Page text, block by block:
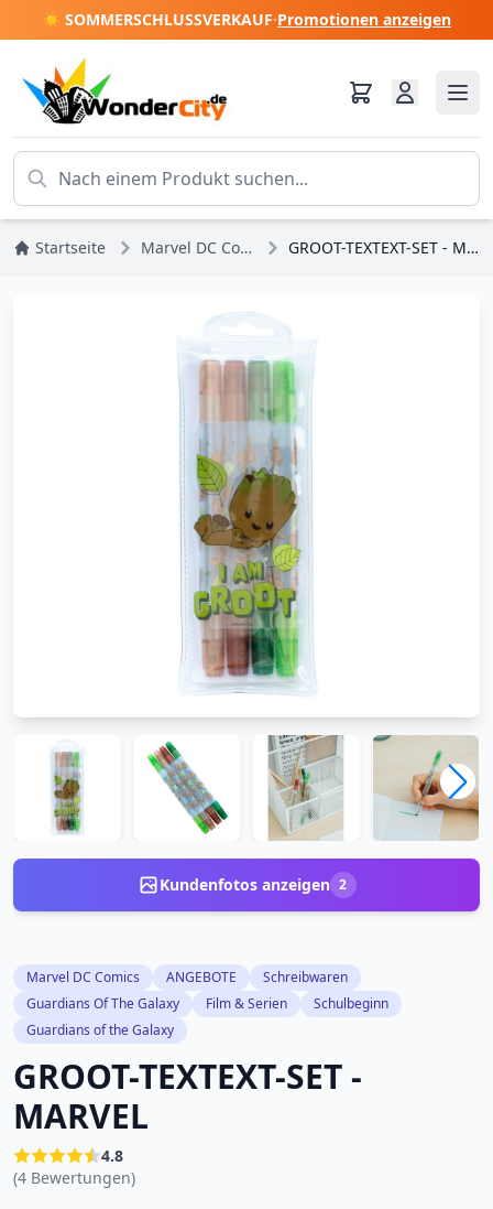
☀️ SOMMERSCHLUSSVERKAUF·Promotionen anzeigen
Startseite Marvel DC Comics GROOT-TEXTEXT-SET - MARVEL
Kundenfotos anzeigen 2
Marvel DC Comics ANGEBOTE
Schreibwaren
Guardians Of The Galaxy
Film & Serien
Schulbeginn
Guardians of the Galaxy
GROOT-TEXTEXT-SET -
MARVEL
4.8
(4 Bewertungen)